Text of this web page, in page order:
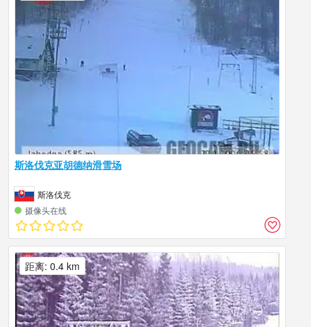
斯洛伐克亚胡德纳滑雪场
斯洛伐克
摄像头在线
距离: 0.4 km